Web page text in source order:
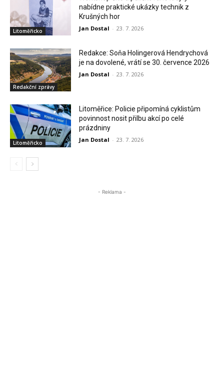
Litoměřicko
nabídne praktické ukázky technik z
Krušných hor
Jan Dostal - 23. 7. 2026
Redakční zprávy
Redakce: Soňa Holingerová Hendrychová
je na dovolené, vrátí se 30. července 2026
Jan Dostal - 23. 7. 2026
Litoměřicko
Litoměřice: Policie připomíná cyklistům
povinnost nosit přilbu akcí po celé
prázdniny
Jan Dostal - 23. 7. 2026
- Reklama -